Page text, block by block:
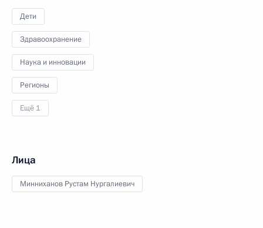
Дети
Здравоохранение
Наука и инновации
Регионы
Ещё 1
Лица
Минниханов Рустам Нургалиевич